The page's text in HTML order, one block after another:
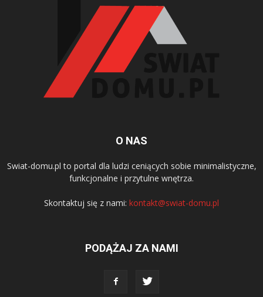
O NAS
Swiat-domu.pl to portal dla ludzi ceniących sobie minimalistyczne,
funkcjonalne i przytulne wnętrza.
Skontaktuj się z nami: kontakt@swiat-domu.pl
PODĄŻAJ ZA NAMI